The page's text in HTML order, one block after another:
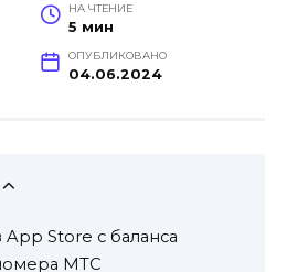
НА ЧТЕНИЕ
5 мин
ОПУБЛИКОВАНО
04.06.2024
App Store с баланса
МТС